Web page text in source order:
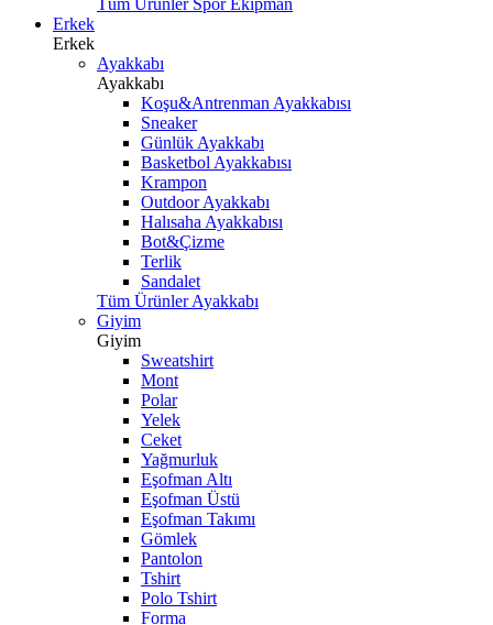
Tüm Ürünler Spor Ekipman
Erkek
Erkek
Ayakkabı
Ayakkabı
Koşu&Antrenman Ayakkabısı
Sneaker
Günlük Ayakkabı
Basketbol Ayakkabısı
Krampon
Outdoor Ayakkabı
Halısaha Ayakkabısı
Bot&Çizme
Terlik
Sandalet
Tüm Ürünler Ayakkabı
Giyim
Giyim
Sweatshirt
Mont
Polar
Yelek
Ceket
Yağmurluk
Eşofman Altı
Eşofman Üstü
Eşofman Takımı
Gömlek
Pantolon
Tshirt
Polo Tshirt
Forma